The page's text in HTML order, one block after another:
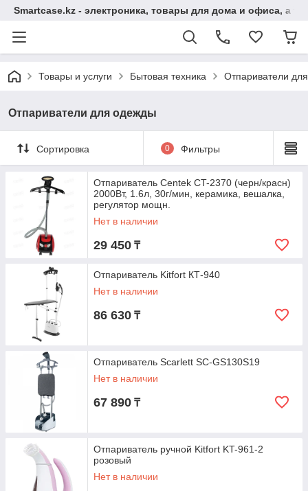
Smartcase.kz - электроника, товары для дома и офиса, а
Товары и услуги Бытовая техника Отпариватели
Отпариватели для одежды
Сортировка 0 Фильтры
Отпариватель Centek CT-2370 (черн/красн)
2000Вт, 1.6л, 30г/мин, керамика, вешалка,
регулятор мощн.
Нет в наличии
29 450 ₸
Отпариватель Kitfort КТ-940
Нет в наличии
86 630 ₸
Отпариватель Scarlett SC-GS130S19
Нет в наличии
67 890 ₸
Отпариватель ручной Kitfort KT-961-2
розовый
Нет в наличии